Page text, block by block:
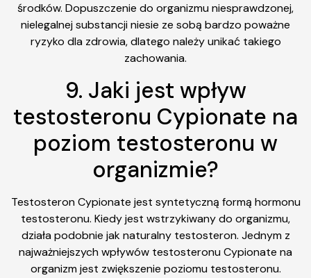
środków. Dopuszczenie do organizmu niesprawdzonej,
nielegalnej substancji niesie ze sobą bardzo poważne
ryzyko dla zdrowia, dlatego należy unikać takiego
zachowania.
9. Jaki jest wpływ
testosteronu Cypionate na
poziom testosteronu w
organizmie?
Testosteron Cypionate jest syntetyczną formą hormonu
testosteronu. Kiedy jest wstrzykiwany do organizmu,
działa podobnie jak naturalny testosteron. Jednym z
najważniejszych wpływów testosteronu Cypionate na
organizm jest zwiększenie poziomu testosteronu.